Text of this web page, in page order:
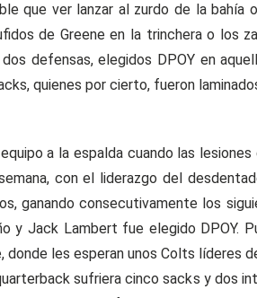
que ver lanzar al zurdo de la
de Greene en la trinchera o los
defensas, elegidos DPOY en
quienes por cierto, fueron
a la espalda cuando las
con el liderazgo del
ganando consecutivamente los
y Jack Lambert fue elegido DPOY.
donde les esperan unos Colts líderes
sufriera cinco sacks y dos